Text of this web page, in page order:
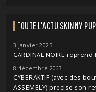
TOUTE L'ACTU SKINNY
3 janvier 2025
CARDINAL NOIRE reprend
8 décembre 2023
CYBERAKTIF (avec des
ASSEMBLY) précise son